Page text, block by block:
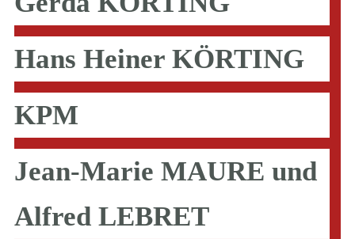
Hans Heiner KÖRTING
KPM
Jean-Marie MAURE und
Alfred LEBRET